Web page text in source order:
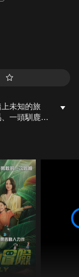
未知的旅
一頭馴鹿，
宮之中，最
聖誕節之前